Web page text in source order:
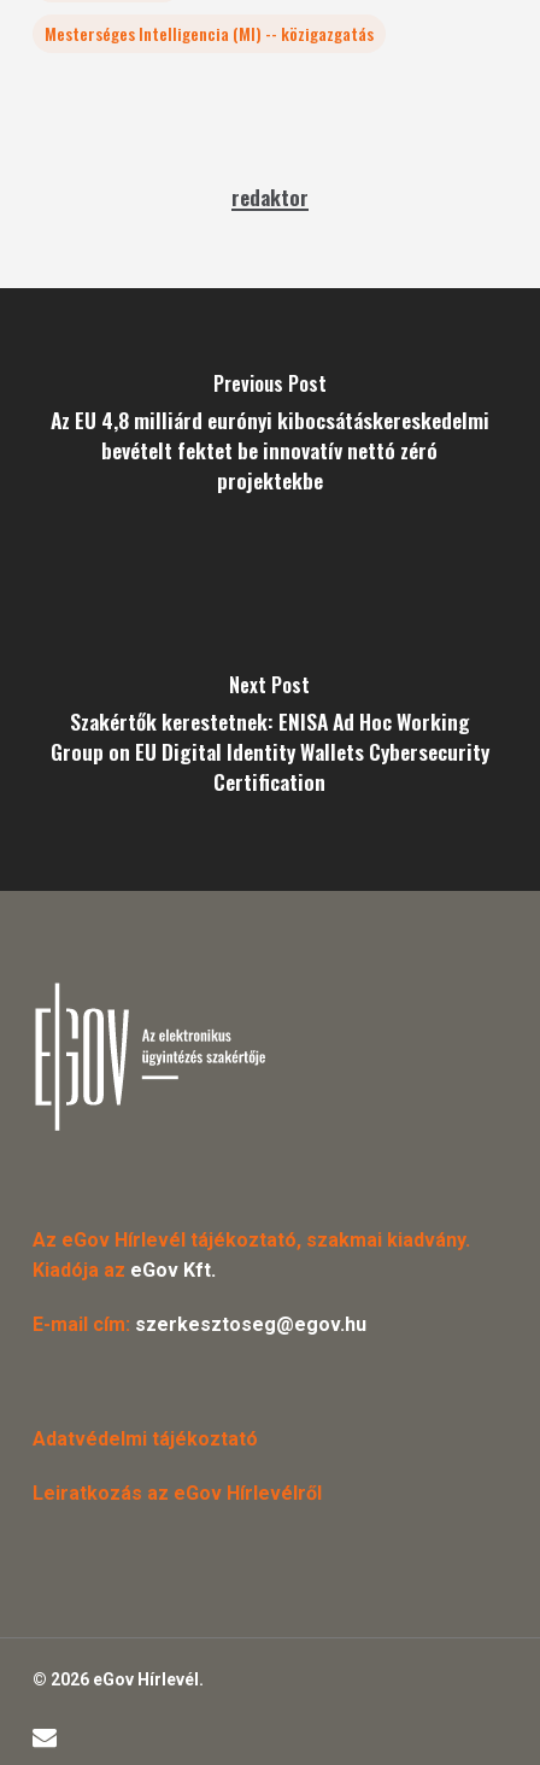
Mesterséges Intelligencia (MI) -- közigazgatás
redaktor
Previous Post
Az EU 4,8 milliárd eurónyi kibocsátáskereskedelmi
bevételt fektet be innovatív nettó zéró
projektekbe
Next Post
Szakértők kerestetnek: ENISA Ad Hoc Working
Group on EU Digital Identity Wallets Cybersecurity
Certification
Az eGov Hírlevél tájékoztató, szakmai kiadvány.
Kiadója az eGov Kft.
E-mail cím: szerkesztoseg@egov.hu
Adatvédelmi tájékoztató
Leiratkozás az eGov Hírlevélről
© 2026 eGov Hírlevél.
email